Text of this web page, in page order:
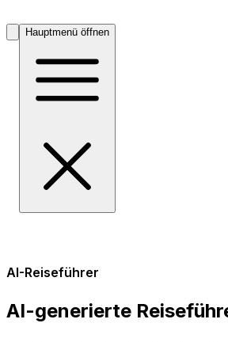
Hauptmenü öffnen
AI-Reiseführer
AI-generierte